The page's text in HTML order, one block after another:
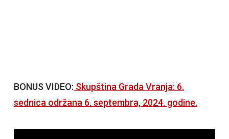
BONUS VIDEO: Skupština Grada Vranja: 6.
sednica održana 6. septembra, 2024. godine.